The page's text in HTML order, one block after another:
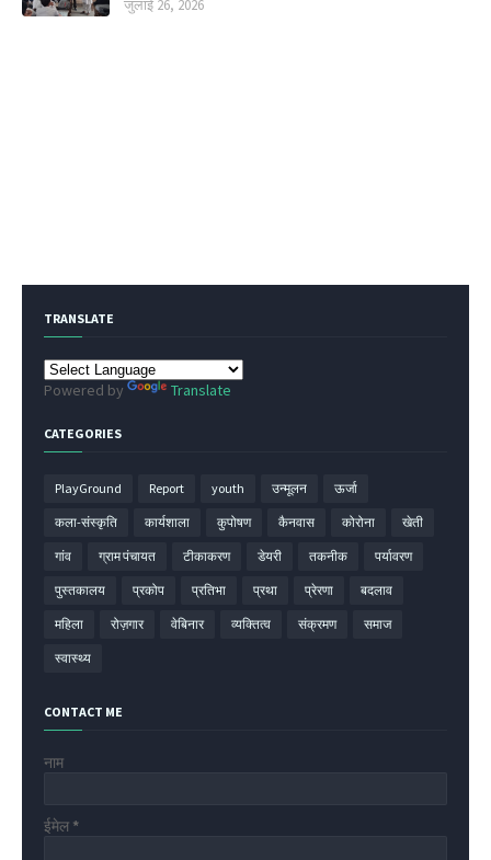
जुलाई 26, 2026
TRANSLATE
Powered by Translate
CATEGORIES
PlayGround Report youth उन्मूलन ऊर्जा
कला-संस्कृति कार्यशाला कुपोषण कैनवास कोरोना खेती
गांव ग्राम पंचायत टीकाकरण डेयरी तकनीक पर्यावरण
पुस्तकालय प्रकोप प्रतिभा प्रथा प्रेरणा बदलाव
महिला रोज़गार वेबिनार व्यक्तित्व संक्रमण समाज
स्वास्थ्य
CONTACT ME
नाम
ईमेल *